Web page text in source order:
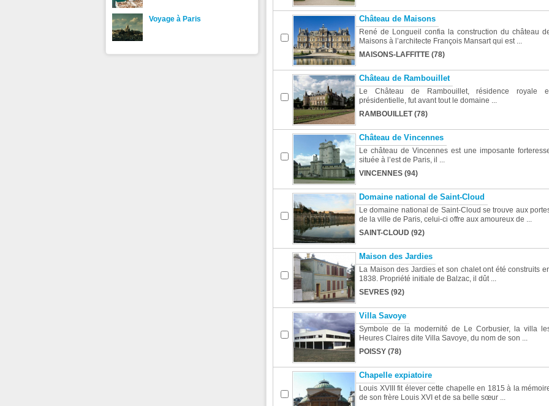
Château de Maisons
René de Longueil confia la construction du château
Maisons à l’architecte François Mansart qui est ...
MAISONS-LAFFITTE (78)
Château de Rambouillet
Le Château de Rambouillet, résidence royale
présidentielle, fut avant tout le domaine ...
RAMBOUILLET (78)
Château de Vincennes
Le château de Vincennes est une imposante
située à l’est de Paris, il ...
VINCENNES (94)
Domaine national de Saint-Cloud
Le domaine national de Saint-Cloud se trouve aux
de la ville de Paris, celui-ci offre aux amoureux de ...
SAINT-CLOUD (92)
Maison des Jardies
La Maison des Jardies et son chalet ont été construits
1838. Propriété initiale de Balzac, il dût ...
SEVRES (92)
Villa Savoye
Symbole de la modernité de Le Corbusier, la villa
Heures Claires dite Villa Savoye, du nom de son ...
POISSY (78)
Chapelle expiatoire
Louis XVIII fit élever cette chapelle en 1815 à la
de son frère Louis XVI et de sa belle sœur ...
Voyage à Paris